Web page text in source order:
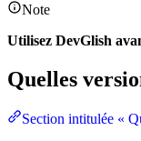
Note
Utilisez DevGlish
Quelles
Section intitulée «